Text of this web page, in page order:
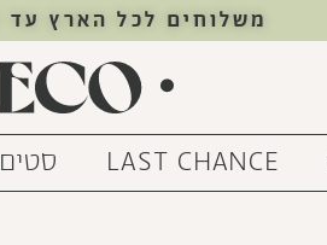
משלוחים לכל הארץ עד 7 ימי עסקים
LAST CHANCE סטים